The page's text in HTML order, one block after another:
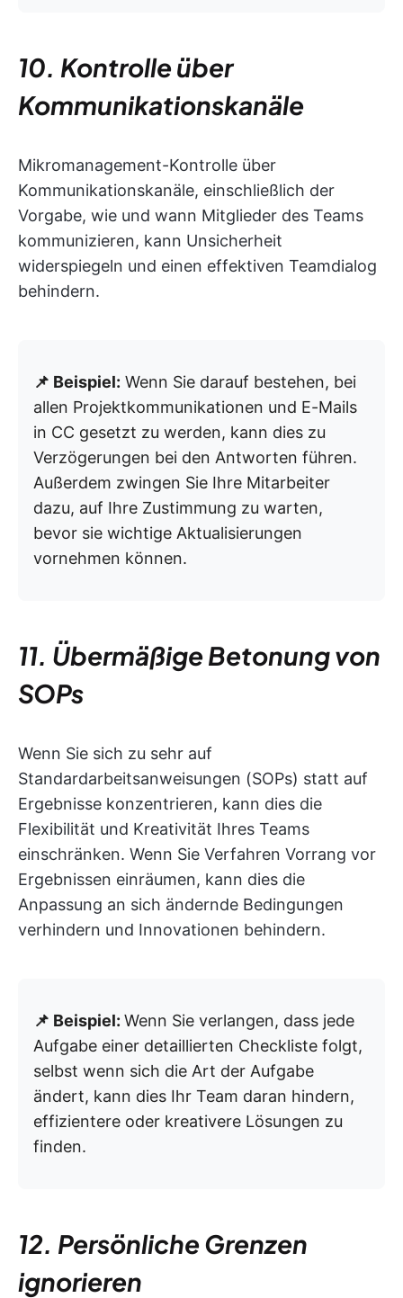
10. Kontrolle über
Kommunikationskanäle
Mikromanagement-Kontrolle über
Kommunikationskanäle, einschließlich der
Vorgabe, wie und wann Mitglieder des Teams
kommunizieren, kann Unsicherheit
widerspiegeln und einen effektiven Teamdialog
behindern.
📌 Beispiel: Wenn Sie darauf bestehen, bei
allen Projektkommunikationen und E-Mails
in CC gesetzt zu werden, kann dies zu
Verzögerungen bei den Antworten führen.
Außerdem zwingen Sie Ihre Mitarbeiter
dazu, auf Ihre Zustimmung zu warten,
bevor sie wichtige Aktualisierungen
vornehmen können.
11. Übermäßige Betonung von
SOPs
Wenn Sie sich zu sehr auf
Standardarbeitsanweisungen (SOPs) statt auf
Ergebnisse konzentrieren, kann dies die
Flexibilität und Kreativität Ihres Teams
einschränken. Wenn Sie Verfahren Vorrang vor
Ergebnissen einräumen, kann dies die
Anpassung an sich ändernde Bedingungen
verhindern und Innovationen behindern.
📌 Beispiel: Wenn Sie verlangen, dass jede
Aufgabe einer detaillierten Checkliste folgt,
selbst wenn sich die Art der Aufgabe
ändert, kann dies Ihr Team daran hindern,
effizientere oder kreativere Lösungen zu
finden.
12. Persönliche Grenzen
ignorieren